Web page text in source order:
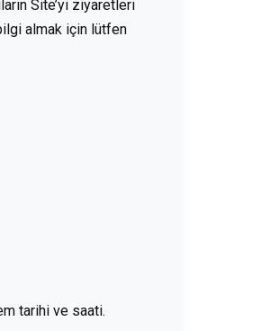
Site’yi ziyaretleri
almak için lütfen
tarihi ve saati.